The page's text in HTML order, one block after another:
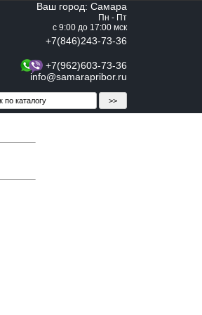
Ваш город: Самара
Пн - Пт
с 9:00 до 17:00 мск
+7(846)243-73-36
+7(962)603-73-36
info@samarapribor.ru